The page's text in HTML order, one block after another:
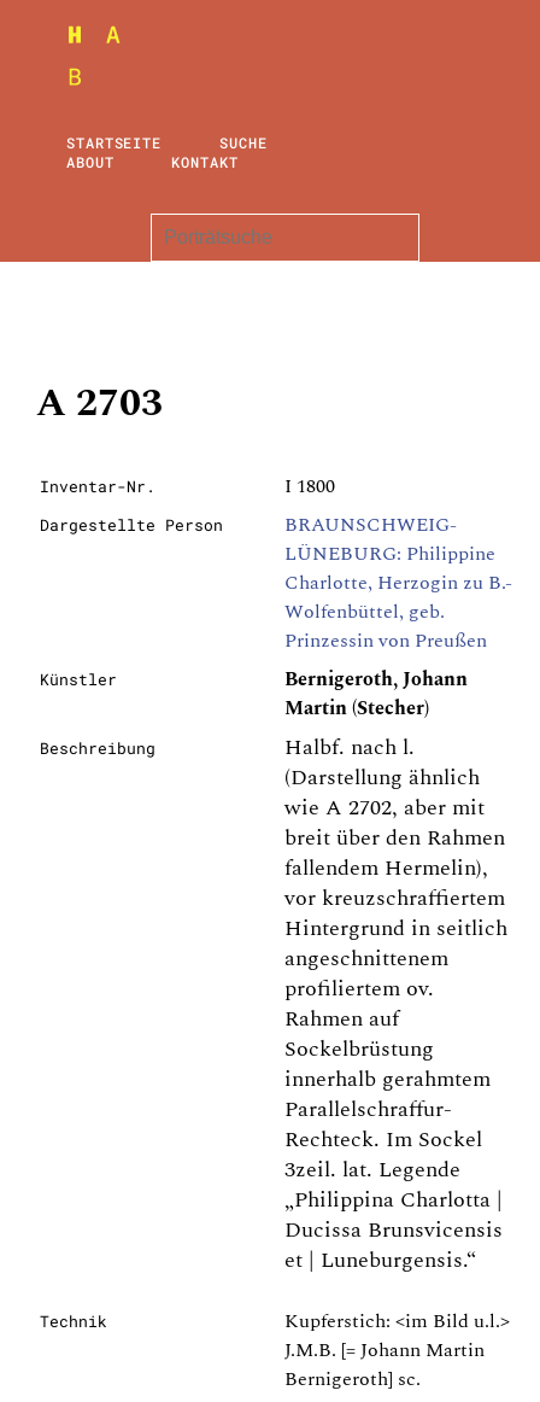
STARTSEITE
SUCHE
ABOUT
KONTAKT
A 2703
Inventar-Nr. I 1800
Dargestellte Person
BRAUNSCHWEIG-
LÜNEBURG: Philippine
Charlotte, Herzogin zu B.-
Wolfenbüttel, geb.
Prinzessin von Preußen
Künstler
Bernigeroth, Johann
Martin (Stecher)
Beschreibung
Halbf. nach l.
(Darstellung ähnlich
wie A 2702, aber mit
breit über den Rahmen
fallendem Hermelin),
vor kreuzschraffiertem
Hintergrund in seitlich
angeschnittenem
profiliertem ov.
Rahmen auf
Sockelbrüstung
innerhalb gerahmtem
Parallelschraffur-
Rechteck. Im Sockel
3zeil. lat. Legende
„Philippina Charlotta |
Ducissa Brunsvicensis
et | Luneburgensis.“
Technik
Kupferstich: <im Bild u.l.>
J.M.B. [= Johann Martin
Bernigeroth] sc.